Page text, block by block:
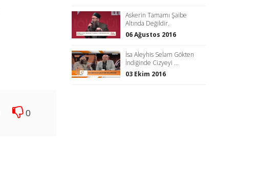
0
Askerin Tamamı Şaibe
Altında Değildir.
06 Ağustos 2016
İsa Aleyhis Selam Gökten
İndiğinde Cizyeyi ...
03 Ekim 2016